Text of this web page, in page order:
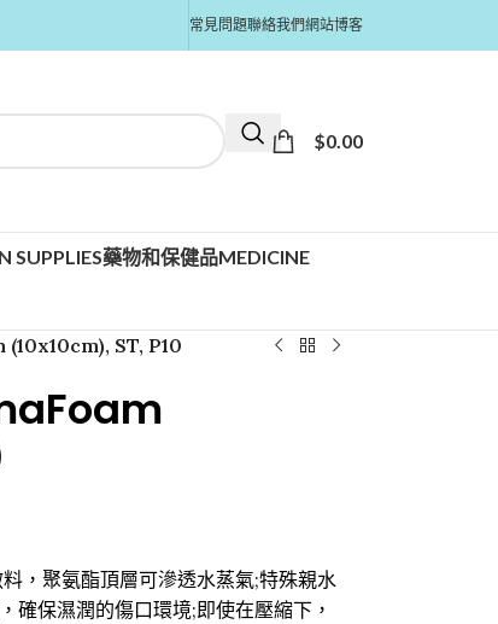
常見問題聯絡我們網站博客
$0.00
SUPPLIES藥物和保健品MEDICINE
ST, P10
，聚氨酯頂層可滲透水蒸氣;特殊親水
確保濕潤的傷口環境;即使在壓縮下，